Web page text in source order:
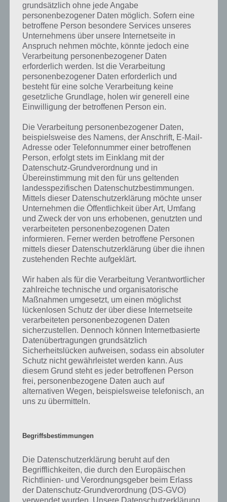
Kurze Begriffserklärung zur Lösung Fell
Fell ist die Lösung für das tägliche Bonus Rätsel am 17.12.2019 in 4
Bilder 1 Wort, doch welche Bedeutung hat dieses eigentlich und was
gibt es dazu zu wissen? Passt das Wort auch zu Weihnachten? Zu
bestimmten Lösungen präsentieren wir daher auch immer eine
kurze Begriffserklärung!
Wenn von Fell die Rede ist, dann meinen wir damit die Haut von
Säugetieren, aber nur wenn die Haardichte zwischen 50 bis 400
Haare pro Quadratzentimeter legt. Wenn ein Tier weniger Haare
besitzt, bezeichnet man es als haararme Haut. Ist die Behaarung
stärker, dann bezeichnet man es als Pelz. Deckhaar und Wollhaar
bilden hierbei das Fell. Der Grund für ein Fell ist verschiedenartig.
Zum einen schützt das Fell die Haut, gleichzeitig ist es ein guter
Wärmespeicher. Gleichzeitig dient ein Fell auch gut als Tarnung. Viele
Tiere wechseln das Fell je nach Jahreszeit, um den unterschiedlichen
Beispiel bei Zwergkaninchen oder Meerschweinchen der Fall.
dafür ist die Evolution, denn so ist der Fortbestand des Tieres
gesichert
Fell gibt es auch in der Pelzbranche, wobei verschiedene Pelzarten
möglich sind. Weiter gibt es das Skifell, auch Steigfell genannt, und
grundsätzlich ohne jede Angabe
personenbezogener Daten möglich. Sofern eine
betroffene Person besondere Services unseres
Unternehmens über unsere Internetseite in
Anspruch nehmen möchte, könnte jedoch eine
Verarbeitung personenbezogener Daten
erforderlich werden. Ist die Verarbeitung
personenbezogener Daten erforderlich und
besteht für eine solche Verarbeitung keine
gesetzliche Grundlage, holen wir generell eine
Einwilligung der betroffenen Person ein.
Die Verarbeitung personenbezogener Daten,
beispielsweise des Namens, der Anschrift, E-Mail-
Adresse oder Telefonnummer einer betroffenen
Person, erfolgt stets im Einklang mit der
Datenschutz-Grundverordnung und in
Übereinstimmung mit den für uns geltenden
landesspezifischen Datenschutzbestimmungen.
Mittels dieser Datenschutzerklärung möchte unser
Unternehmen die Öffentlichkeit über Art, Umfang
und Zweck der von uns erhobenen, genutzten und
verarbeiteten personenbezogenen Daten
informieren. Ferner werden betroffene Personen
mittels dieser Datenschutzerklärung über die ihnen
zustehenden Rechte aufgeklärt.
Wir haben als für die Verarbeitung Verantwortlicher
zahlreiche technische und organisatorische
Maßnahmen umgesetzt, um einen möglichst
lückenlosen Schutz der über diese Internetseite
verarbeiteten personenbezogenen Daten
sicherzustellen. Dennoch können Internetbasierte
Datenübertragungen grundsätzlich
Sicherheitslücken aufweisen, sodass ein absoluter
Schutz nicht gewährleistet werden kann. Aus
diesem Grund steht es jeder betroffenen Person
frei, personenbezogene Daten auch auf
alternativen Wegen, beispielsweise telefonisch, an
uns zu übermitteln.
Begriffsbestimmungen
Die Datenschutzerklärung beruht auf den
Begrifflichkeiten, die durch den Europäischen
Richtlinien- und Verordnungsgeber beim Erlass
der Datenschutz-Grundverordnung (DS-GVO)
verwendet wurden. Unsere Datenschutzerklärung